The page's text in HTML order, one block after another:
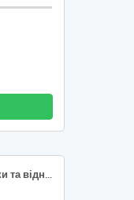
ГІОЦ-26П_76_ВО Послуги з заправки та відновлення картриджів (Одеське відділення)